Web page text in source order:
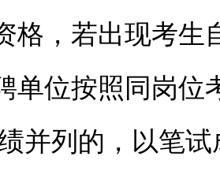
格，若出现考生
单位按照同岗位
并列的，以笔